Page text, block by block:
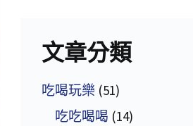
文章分類
吃喝玩樂 (51)
吃吃喝喝 (14)